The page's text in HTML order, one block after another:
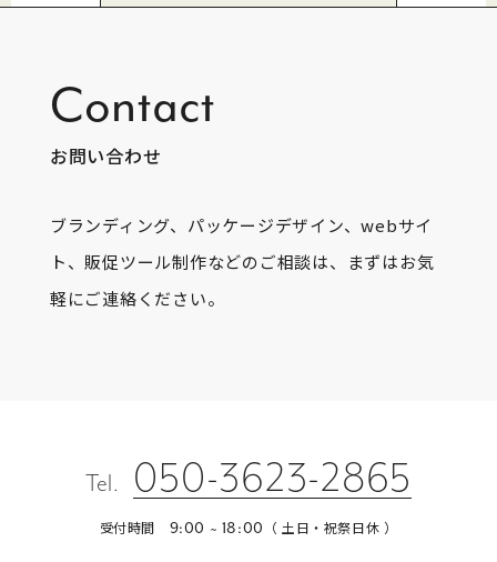
Contact
お問い合わせ
ブランディング、パッケージデザイン、webサイ
ト、販促ツール制作などのご相談は、まずはお気
軽にご連絡ください。
Tel. 050-3623-2865
受付時間 9:00 ~ 18:00 （ 土日・祝祭日休 ）